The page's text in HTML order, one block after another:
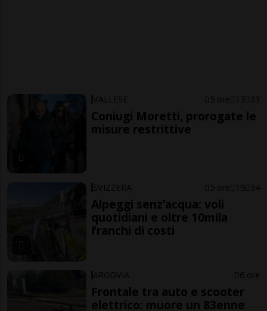
VALLESE 5 ore 13 33
Coniugi Moretti, prorogate le
misure restrittive
SVIZZERA 5 ore 19 34
Alpeggi senz’acqua: voli
quotidiani e oltre 10mila
franchi di costi
ARGOVIA 6 ore
Frontale tra auto e scooter
elettrico: muore un 83enne